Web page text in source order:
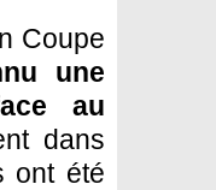
Coupe
une
au
dans
ont été